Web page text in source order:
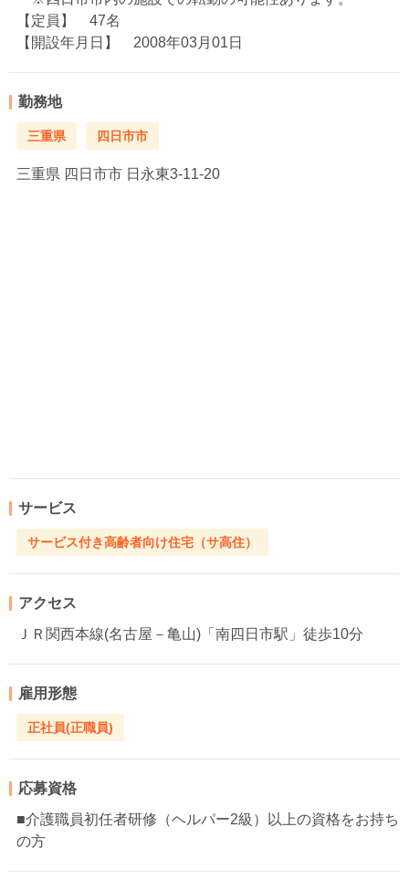
【定員】 47名
【開設年月日】 2008年03月01日
勤務地
三重県 四日市市
三重県 四日市市 日永東3-11-20
サービス
サービス付き高齢者向け住宅（サ高住）
アクセス
ＪＲ関西本線(名古屋－亀山)「南四日市駅」徒歩10分
雇用形態
正社員(正職員)
応募資格
■介護職員初任者研修（ヘルパー2級）以上の資格をお持ち
の方